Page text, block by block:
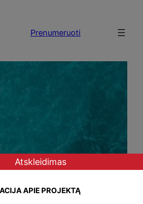
Prenumeruoti
Atskleidimas
APIE PROJEKTĄ